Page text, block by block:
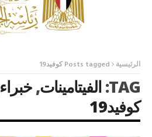
الرئيسية Posts tagged كوفيد19
TAG: الفيتامينات,خبراء,
كوفيد19